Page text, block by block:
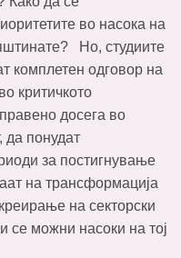
во насока на
Но, студиите
комплетен одговор на
критичкото
досега во
да понудат
за постигнување
на трансформација
на секторски
се можни насоки на тој